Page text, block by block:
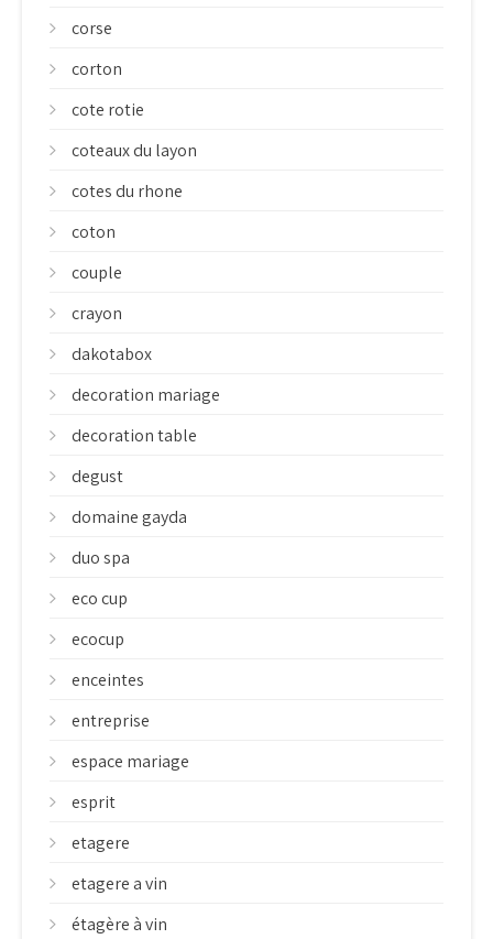
corse
corton
cote rotie
coteaux du layon
cotes du rhone
coton
couple
crayon
dakotabox
decoration mariage
decoration table
degust
domaine gayda
duo spa
eco cup
ecocup
enceintes
entreprise
espace mariage
esprit
etagere
etagere a vin
étagère à vin